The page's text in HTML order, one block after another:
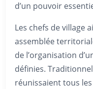
d’un pouvoir
Les chefs de village
assemblée
de l’organisation
définies.
réunissaient tous les